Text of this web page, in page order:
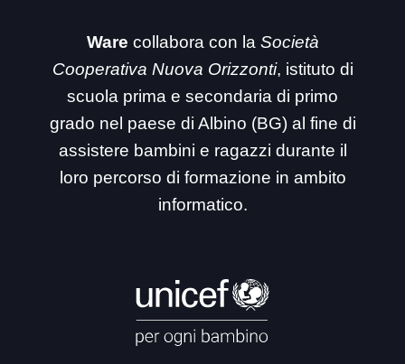
Ware collabora con la Società
Cooperativa Nuova Orizzonti, istituto di
scuola prima e secondaria di primo
grado nel paese di Albino (BG) al fine di
assistere bambini e ragazzi durante il
loro percorso di formazione in ambito
informatico.